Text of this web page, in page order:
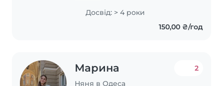
знаходжу контакт з дітками ,
люблю активний спосіб життя,
Досвід: > 4 роки
150,00 ₴/год
Марина
Няня в Одеса
2